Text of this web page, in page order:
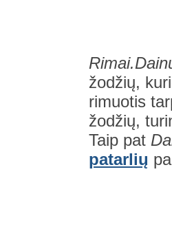
žodžių,
rimuotis
žodžių,
Taip pat
patarlių